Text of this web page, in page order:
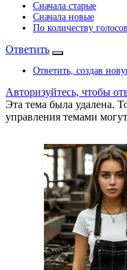
Сначала старые
Сначала новые
По количеству голосов
Ответить
Ответить, создав
Авторизуйтесь, чтобы
Эта тема была удалена.
управления темами